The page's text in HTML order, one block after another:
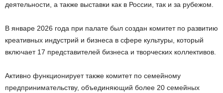
деятельности, а также выставки как в России, так и за рубежом.
В январе 2026 года при палате был создан комитет по развитию
креативных индустрий и бизнеса в сфере культуры, который
включает 17 представителей бизнеса и творческих коллективов.
Активно функционирует также комитет по семейному
предпринимательству, объединяющий более 20 семейных